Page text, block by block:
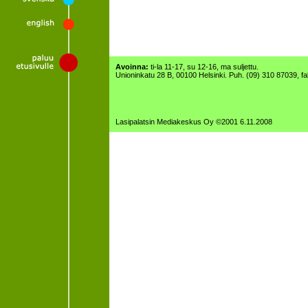
Avoinna: ti-la 11-17, su 12-16, ma suljettu.
Unioninkatu 28 B, 00100 Helsinki. Puh. (09) 310 87039,
Lasipalatsin Mediakeskus Oy ©2001 6.11.2008